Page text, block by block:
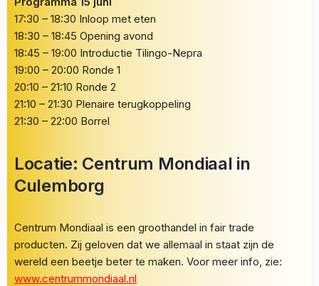
17:30 – 18:30 Inloop met eten
18:30 – 18:45 Opening avond
18:45 – 19:00 Introductie Tilingo-Nepra
19:00 – 20:00 Ronde 1
20:10 – 21:10 Ronde 2
21:10 – 21:30 Plenaire terugkoppeling
21:30 – 22:00 Borrel
Locatie: Centrum Mondiaal in
Culemborg
Centrum Mondiaal is een groothandel in fair trade
producten. Zij geloven dat we allemaal in staat zijn de
wereld een beetje beter te maken. Voor meer info, zie:
www.centrummondiaal.nl